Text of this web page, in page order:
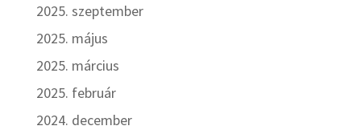
2025. szeptember
2025. május
2025. március
2025. február
2024. december